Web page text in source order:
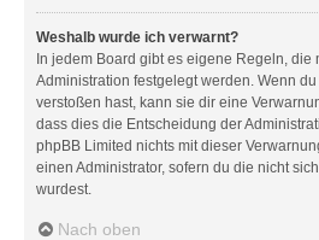
Weshalb wurde ich verwarnt?
In jedem Board gibt es eigene Regeln, die
Administration festgelegt werden. Wenn
verstoßen hast, kann sie dir eine
dass dies die Entscheidung der
phpBB Limited nichts mit dieser
einen Administrator, sofern du die nicht
wurdest.
Nach oben